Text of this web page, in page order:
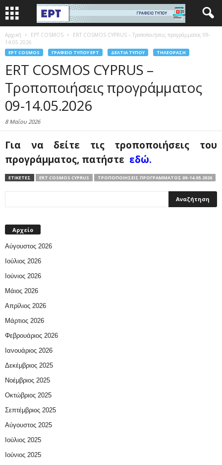
Αρχική EΡΤ COSMOS
ERT COSMOS CYPRUS – Τροποποιήσεις προγράμματος 09-
14.05.2026
EΡΤ COSMOS ΓΡΑΦΕΊΟ ΤΎΠΟΥ ΕΡΤ ΔΕΛΤΊΑ ΤΎΠΟΥ ΤΗΛΕΌΡΑΣΗ
ERT COSMOS CYPRUS –
Τροποποιήσεις προγράμματος
09-14.05.2026
8 Μαΐου 2026
Για να δείτε τις τροποποιήσεις του
προγράμματος, πατήστε εδώ.
ΕΤΙΚΕΤΕΣ ERT COSMOS CYPRUS ΤΡΟΠΟΠΟΙΉΣΕΙΣ ΠΡΟΓΡΆΜΜΑΤΟΣ 09-14.05.2026
Αρχείο
Αύγουστος 2026
Ιούλιος 2026
Ιούνιος 2026
Μάιος 2026
Απρίλιος 2026
Μάρτιος 2026
Φεβρουάριος 2026
Ιανουάριος 2026
Δεκέμβριος 2025
Νοέμβριος 2025
Οκτώβριος 2025
Σεπτέμβριος 2025
Αύγουστος 2025
Ιούλιος 2025
Ιούνιος 2025